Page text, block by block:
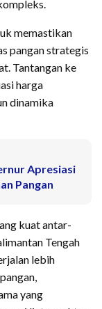
memastikan
pangan strategis
Tantangan ke
harga
dinamika
Apresiasi
Pangan
kuat antar-
Tengah
lebih
yang